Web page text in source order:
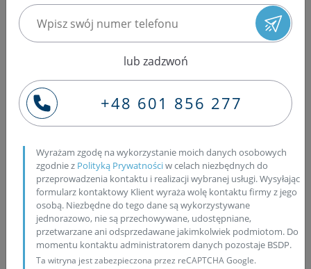
koniecznością długiego kręcenia rozrusznikiem.
Warto znać
jakie są objawy nieszczelnego układu
gaśnięcie na wolnych obrotach, spadek mocy,
dymienie oraz charakterystyczne bulgotanie paliwa w
przewodach. W przypadku zapowietrzenia układu
paliwowego kluczowa jest szybka diagnostyka –
pozwala usunąć problem i zapobiec poważniejszym
awariom.
Jakie są objawy awarii
wtryskiwaczy Common Rail?
lub zadzwoń
+48 601 856 277
Wyrażam zgodę na wykorzystanie moich danych osobowych
zgodnie z Polityką Prywatnościw celach niezbędnych do
przeprowadzenia kontaktu i realizacji wybranej usługi. Wysyłając
formularz kontaktowy Klient wyraża wolę kontaktu firmy z jego
osobą. Niezbędne do tego dane są wykorzystywane
jednorazowo, nie są przechowywane, udostępniane,
przetwarzane ani odsprzedawane jakimkolwiek podmiotom. Do
momentu kontaktu administratorem danych pozostaje BSDP.
Ta witryna jest zabezpieczona przez reCAPTCHA Google.